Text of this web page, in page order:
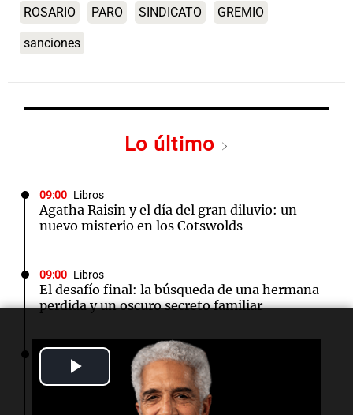
Play
Video
ROSARIO PARO SINDICATO GREMIO
sanciones
Lo último
09:00 Libros
Agatha Raisin y el día del gran diluvio: un
nuevo misterio en los Cotswolds
09:00 Libros
El desafío final: la búsqueda de una hermana
perdida y un oscuro secreto familiar
09:00
El manuscrito de las almas: un viaje a los
secretos del pasado en Escocia